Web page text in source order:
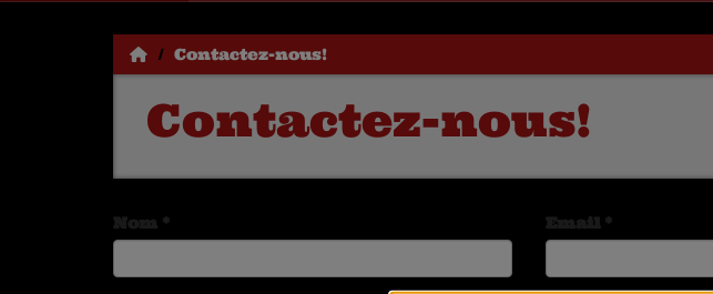
Contactez-nous!
Contactez-nous!
Nom * Email *